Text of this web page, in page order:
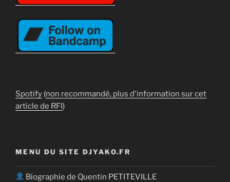
Spotify (non recommandé, plus d'information sur cet
article de RFI)
MENU DU SITE DJYAKO.FR
Biographie de Quentin PETITEVILLE